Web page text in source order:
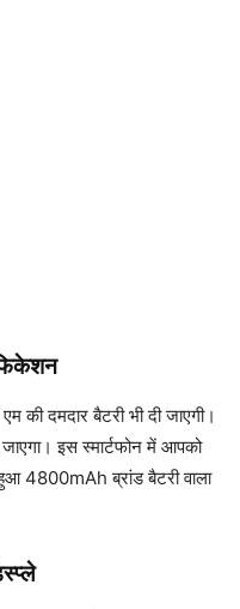
दमदार बैटरी भी दी जाएगी।
इस स्मार्टफोन में आपको
4800mAh ब्रांड बैटरी वाला